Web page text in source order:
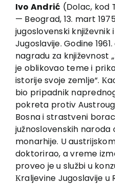
O nama
Knjige
U pripremi
Akcija
Autori
Vesti
EU PROJEKTI
Kontakt
Ivo Andrić (Dolac, kod
— Beograd, 13. mart
jugoslovenski
Jugoslavije. Godine
nagradu za književnost
je oblikovao teme i
istorije svoje zemlje“.
bio pripadnik
pokreta protiv
Bosna i strastveni
južnoslovenskih naroda
monarhije. U
doktorirao, a vreme
proveo je u službi u
Кraljevine Jugoslavije u